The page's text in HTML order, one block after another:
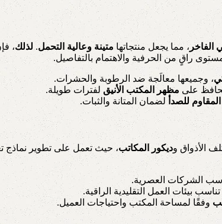
الفاخر، مما يجعل منتجاتهامتينة وعالية التحمل. لذلك،
راقٍ من الحرفية والاهتمام بالتفاصيل.
، وجميعها معالَجة ضد الرطوبة والحشرات.
على مظهر المكتب الأنيق لفترات طويلة.
المقاوم للصدأ لضمان المتانة والثبات.
الأذواق وديكور المكاتب، حيث تعمل على تطوير
الشركات العصرية.
بيئات العمل التقليدية الراقية.
وفقًا لمساحة المكتب واحتياجات العميل.